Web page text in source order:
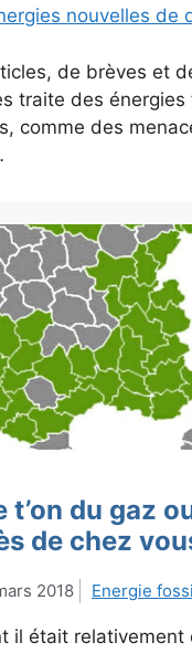
nouvelles de
de brèves et
traite des énergies
comme des
t’on du gaz
de chez
2018 Energie
il était relativement